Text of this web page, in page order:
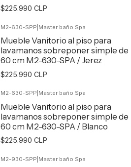
$225.990 CLP
M2-630-SPP Master baño Spa
Mueble Vanitorio al piso para
lavamanos sobreponer simple de
60 cm M2-630-SPA / Jerez
$225.990 CLP
M2-630-SPP Master baño Spa
Mueble Vanitorio al piso para
lavamanos sobreponer simple de
60 cm M2-630-SPA / Blanco
$225.990 CLP
M2-930-SPP Master baño Spa